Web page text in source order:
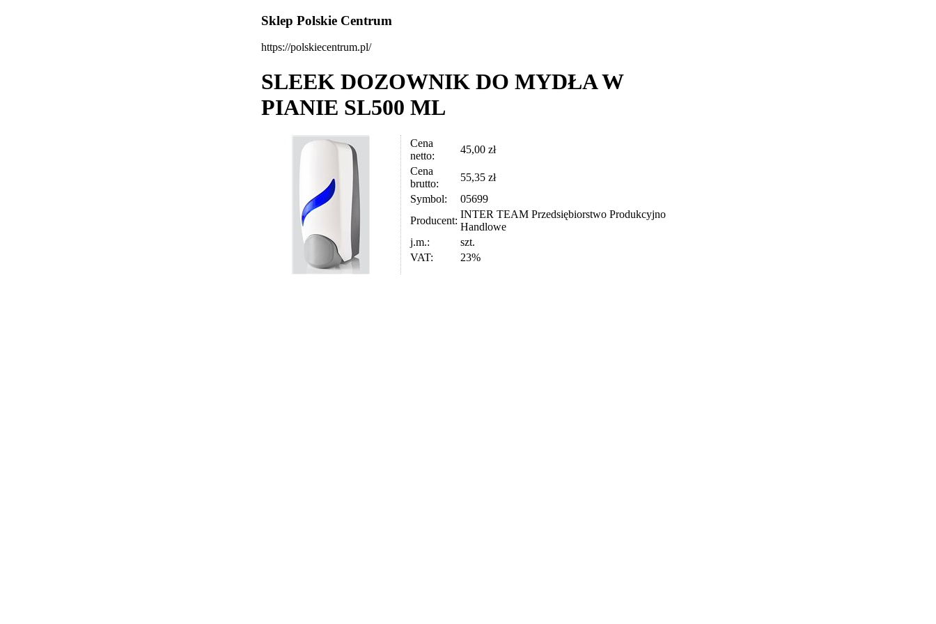
Sklep Polskie Centrum
https://polskiecentrum.pl/
SLEEK DOZOWNIK DO MYDŁA W
PIANIE SL500 ML
Cena
netto:
45,00 zł
Cena
brutto:
55,35 zł
Symbol:
05699
Producent:
INTER TEAM Przedsiębiorstwo Produkcyjno
Handlowe
j.m.:
szt.
VAT:
23%